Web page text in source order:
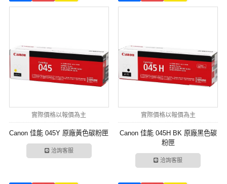
實際價格以報價為主
Canon 佳能 045Y 原廠黃色碳粉匣
洽詢客服
實際價格以報價為主
Canon 佳能 045H BK 原廠黑色碳
粉匣
洽詢客服